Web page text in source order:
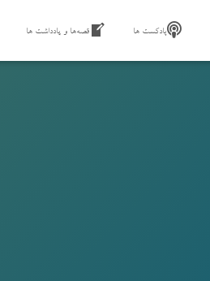
قصه‌ها و یادداشت ها پادکست ها